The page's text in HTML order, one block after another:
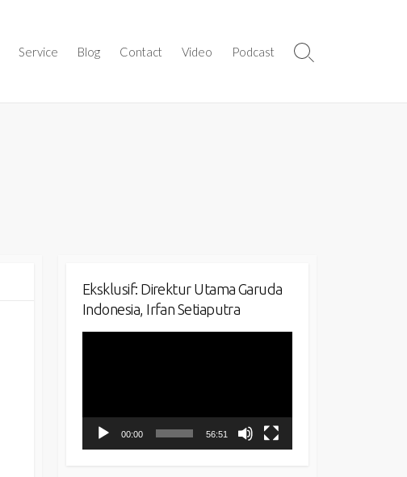
Service Blog Contact Video Podcast
Search
Eksklusif: Direktur Utama Garuda
Indonesia, Irfan Setiaputra
00:00 56:51